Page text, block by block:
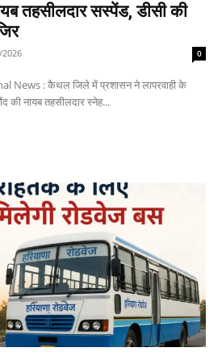
तहसीलदार सस्पेंड, डीसी की
0
News : कैथल जिले में प्रशासन ने लापरवाही के
की नायब तहसीलदार स्नेह...